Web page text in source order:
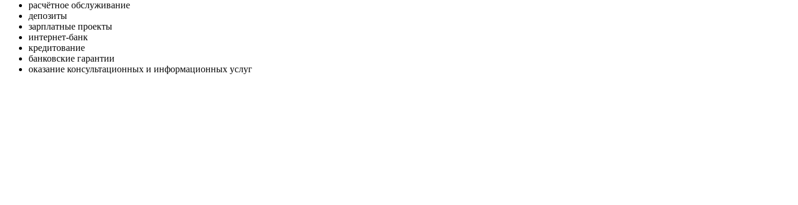
расчётное обслуживание
депозиты
зарплатные проекты
интернет-банк
кредитование
банковские гарантии
оказание консультационных и информационных услуг